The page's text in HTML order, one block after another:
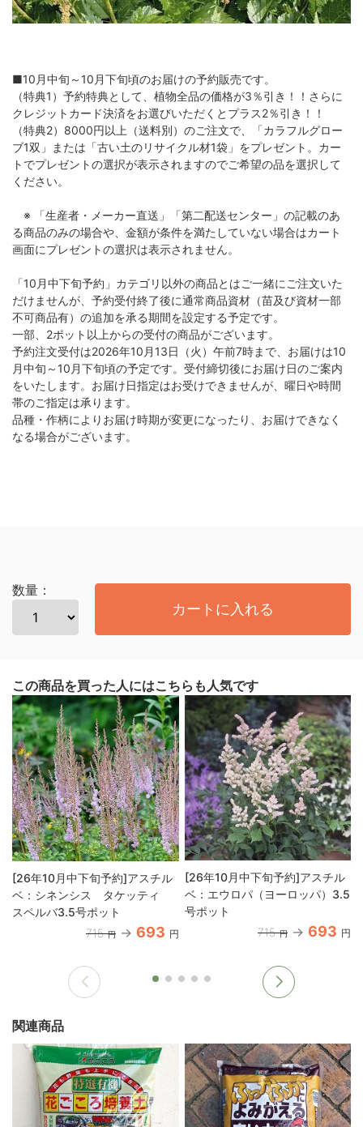
■10月中旬～10月下旬頃のお届けの予約販売です。
（特典1）予約特典として、植物全品の価格が3％引き！！さらに
クレジットカード決済をお選びいただくとプラス2％引き！！
（特典2）8000円以上（送料別）のご注文で、「カラフルグロー
ブ1双」または「古い土のリサイクル材1袋」をプレゼント。カー
トでプレゼントの選択が表示されますのでご希望の品を選択して
ください。
※ 「生産者・メーカー直送」「第二配送センター」の記載のあ
る商品のみの場合や、金額が条件を満たしていない場合はカート
画面にプレゼントの選択は表示されません。
「10月中下旬予約」カテゴリ以外の商品とはご一緒にご注文いた
だけませんが、予約受付終了後に通常商品資材（苗及び資材一部
不可商品有）の追加を承る期間を設定する予定です。
一部、2ポット以上からの受付の商品がございます。
予約注文受付は2026年10月13日（火）午前7時まで、お届けは10
月中旬～10月下旬頃の予定です。受付締切後にお届け日のご案内
をいたします。お届け日指定はお受けできませんが、曜日や時間
帯のご指定は承ります。
品種・作柄によりお届け時期が変更になったり、お届けできなく
なる場合がございます。
数量：
カートに入れる
この商品を買った人にはこちらも人気です
[26年10月中下旬予約]アスチル
ベ：シネンシス タケッティ
スペルバ3.5号ポット
715 円 693 円
[26年10月中下旬予約]アスチル
ベ：エウロパ（ヨーロッパ）3.5
号ポット
715 円 693 円
関連商品